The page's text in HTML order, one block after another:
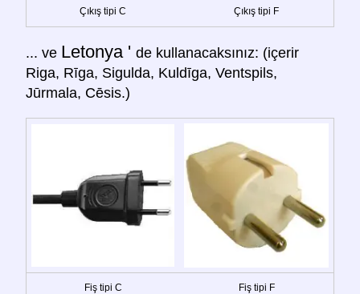
Çıkış tipi C Çıkış tipi F
... ve Letonya ' de kullanacaksınız: (içerir
Riga, Rīga, Sigulda, Kuldīga, Ventspils,
Jūrmala, Cēsis.)
Fiş tipi C Fiş tipi F